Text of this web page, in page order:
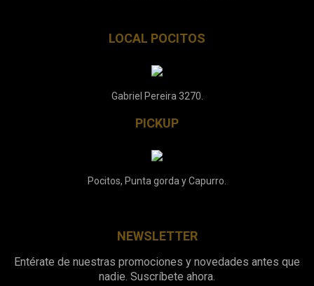
LOCAL POCITOS
Gabriel Pereira 3270.
PICKUP
Pocitos, Punta gorda y Capurro.
NEWSLETTER
Entérate de nuestras promociones y novedades antes que
nadie. Suscríbete ahora.